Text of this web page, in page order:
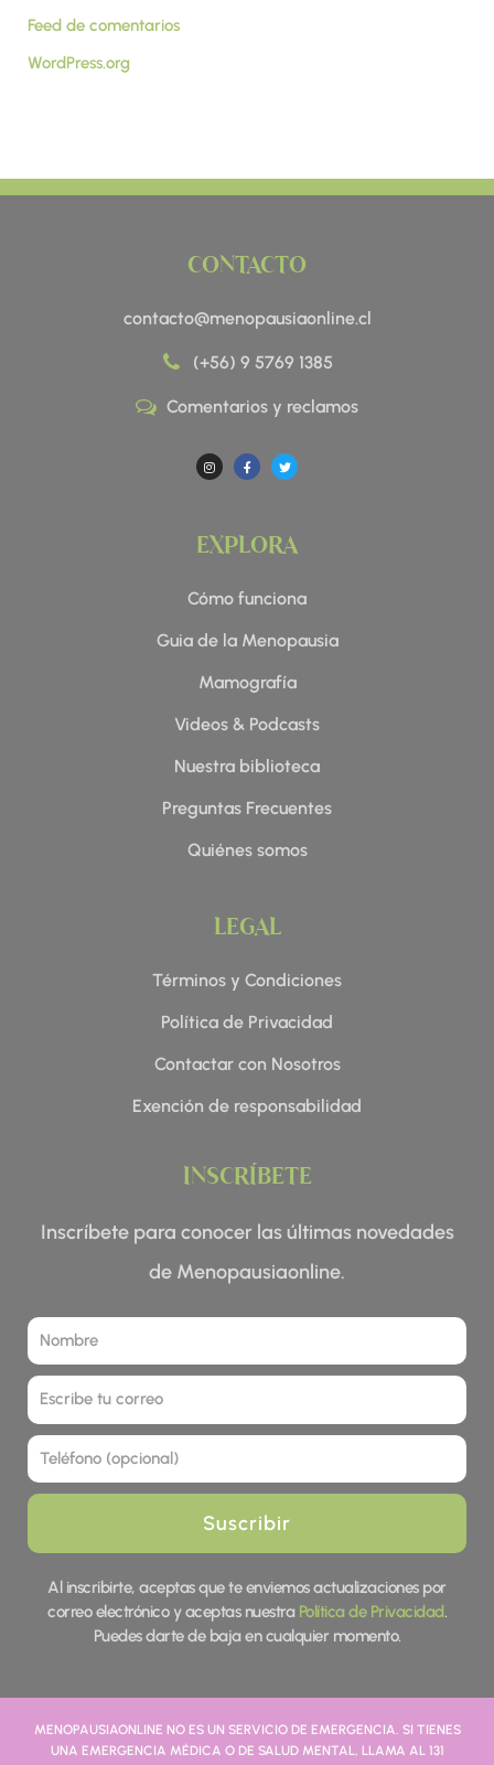
Feed de comentarios
WordPress.org
CONTACTO
contacto@menopausiaonline.cl
(+56) 9 5769 1385
Comentarios y reclamos
I
n
s
a
m
F
a
c
-
T
w
i
EXPLORA
Cómo funciona
Guia de la Menopausia
Mamografía
Videos & Podcasts
Nuestra biblioteca
Preguntas Frecuentes
Quiénes somos
LEGAL
Términos y Condiciones
Política de Privacidad
Contactar con Nosotros
Exención de responsabilidad
INSCRÍBETE
Inscríbete para conocer las últimas novedades
de Menopausiaonline.
Nombre
Correo
Tel
Suscribir
Al inscribirte, aceptas que te enviemos actualizaciones por
correo electrónico y aceptas nuestra Política de Privacidad.
Puedes darte de baja en cualquier momento.
MENOPAUSIAONLINE NO ES UN SERVICIO DE EMERGENCIA. SI TIENES
UNA EMERGENCIA MÉDICA O DE SALUD MENTAL, LLAMA AL 131